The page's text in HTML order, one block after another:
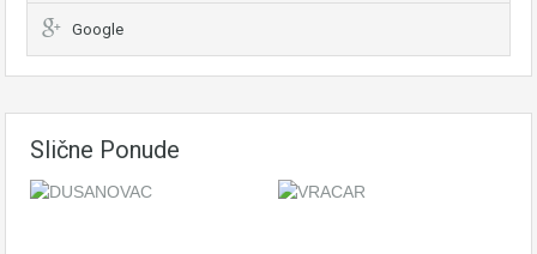
Google
Slične Ponude